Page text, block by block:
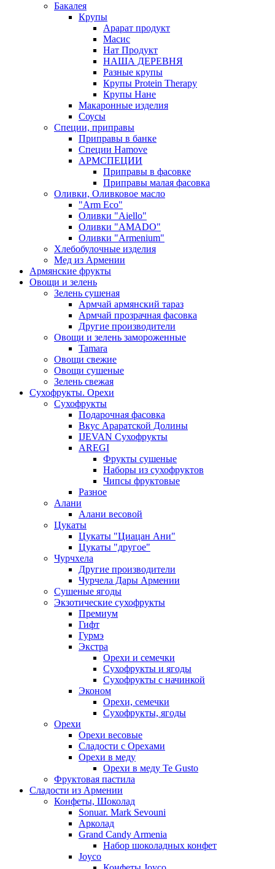
Бакалея
Крупы
Арарат продукт
Масис
Нат Продукт
НАША ДЕРЕВНЯ
Разные крупы
Крупы Protein Therapy
Крупы Нане
Макаронные изделия
Соусы
Специи, приправы
Приправы в банке
Специи Hamove
АРМСПЕЦИИ
Приправы в фасовке
Приправы малая фасовка
Оливки, Оливковое масло
"Arm Eco"
Оливки "Aiello"
Оливки "AMADO"
Оливки "Armenium"
Хлебобулочные изделия
Мед из Армении
Армянские фрукты
Овощи и зелень
Зелень сушеная
Армчай армянский тараз
Армчай прозрачная фасовка
Другие производители
Овощи и зелень замороженные
Tamara
Овощи свежие
Овощи сушеные
Зелень свежая
Сухофрукты. Орехи
Сухофрукты
Подарочная фасовка
Вкус Араратской Долины
IJEVAN Сухофрукты
AREGI
Фрукты сушеные
Наборы из сухофруктов
Чипсы фруктовые
Разное
Алани
Алани весовой
Цукаты
Цукаты "Циацан Ани"
Цукаты "другое"
Чурчхела
Другие производители
Чурчела Дары Армении
Сушеные ягоды
Экзотические сухофрукты
Премиум
Гифт
Гурмэ
Экстра
Орехи и семечки
Сухофрукты и ягоды
Сухофрукты с начинкой
Эконом
Орехи, семечки
Сухофрукты, ягоды
Орехи
Орехи весовые
Сладости с Орехами
Орехи в меду
Орехи в меду Te Gusto
Фруктовая пастила
Сладости из Армении
Конфеты, Шоколад
Sonuar. Mark Sevouni
Арколад
Grand Candy Armenia
Набор шоколадных конфет
Joyco